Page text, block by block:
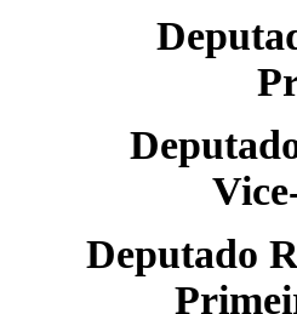
Deputado